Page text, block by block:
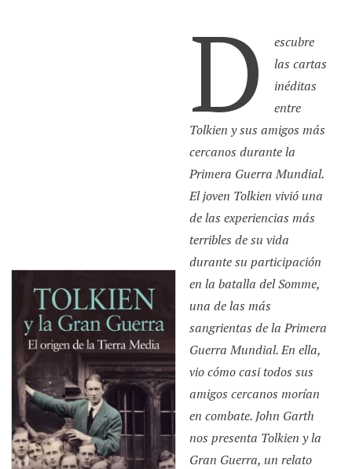
D
escubre
las cartas
inéditas
entre
Tolkien y sus amigos más
cercanos durante la
Primera Guerra Mundial.
El joven Tolkien vivió una
de las experiencias más
terribles de su vida
durante su participación
en la batalla del Somme,
una de las más
sangrientas de la Primera
Guerra Mundial. En ella,
vio cómo casi todos sus
amigos cercanos morían
en combate. John Garth
nos presenta Tolkien y la
Gran Guerra, un relato